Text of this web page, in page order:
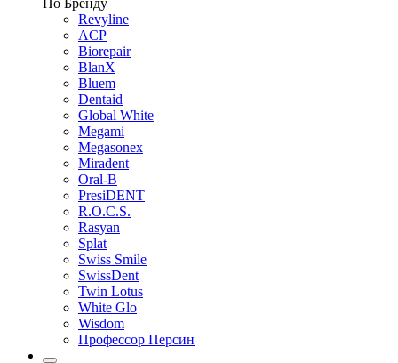
По Бренду
Revyline
ACP
Biorepair
BlanX
Bluem
Dentaid
Global White
Megami
Megasonex
Miradent
Oral-B
PresiDENT
R.O.C.S.
Rasyan
Splat
Swiss Smile
SwissDent
Twin Lotus
White Glo
Wisdom
Профессор Персин